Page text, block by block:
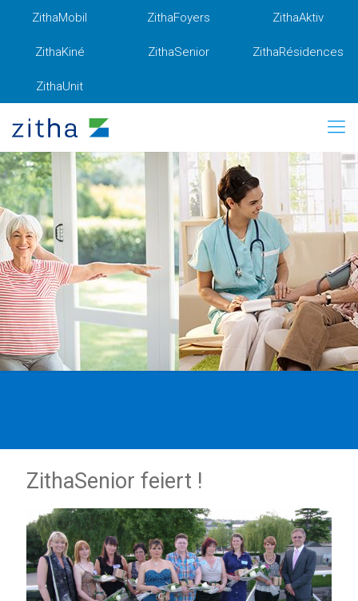
ZithaMobil ZithaFoyers ZithaAktiv
ZithaKiné ZithaSenior ZithaRésidences
ZithaUnit
ZithaSenior feiert !